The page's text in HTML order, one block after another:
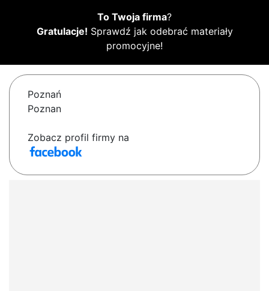
To Twoja firma?
Gratulacje! Sprawdź jak odebrać materiały
promocyjne!
Poznań
Poznan
Zobacz profil firmy na